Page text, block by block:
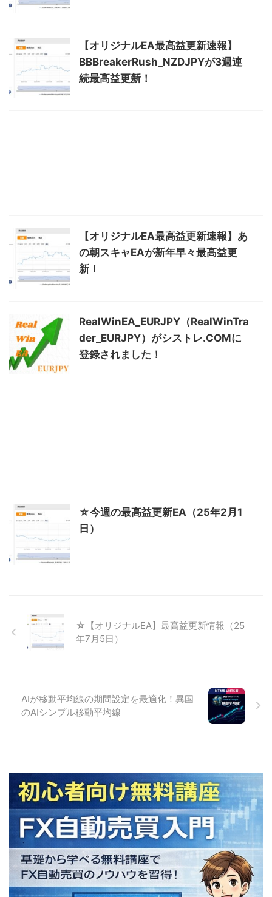
【オリジナルEA最高益更新速報】
BBBreakerRush_NZDJPYが3週連
続最高益更新！
【オリジナルEA最高益更新速報】あ
の朝スキャEAが新年早々最高益更
新！
RealWinEA_EURJPY（RealWinTra
der_EURJPY）がシストレ.COMに
登録されました！
☆今週の最高益更新EA（25年2月1
日）
☆【オリジナルEA】最高益更新情報（25
年7月5日）
AIが移動平均線の期間設定を最適化！異国
のAIシンプル移動平均線